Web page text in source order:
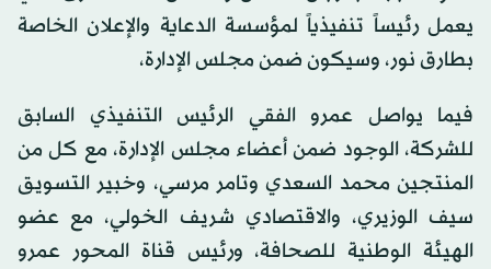
يعمل رئيساً تنفيذياً لمؤسسة الدعاية والإعلان الخاصة
بطارق نور، وسيكون ضمن مجلس الإدارة،
فيما يواصل عمرو الفقي الرئيس التنفيذي السابق
للشركة، الوجود ضمن أعضاء مجلس الإدارة، مع كل من
المنتجين محمد السعدي وتامر مرسي، وخبير التسويق
سيف الوزيري، والاقتصادي شريف الخولي، مع عضو
الهيئة الوطنية للصحافة، ورئيس قناة المحور عمرو